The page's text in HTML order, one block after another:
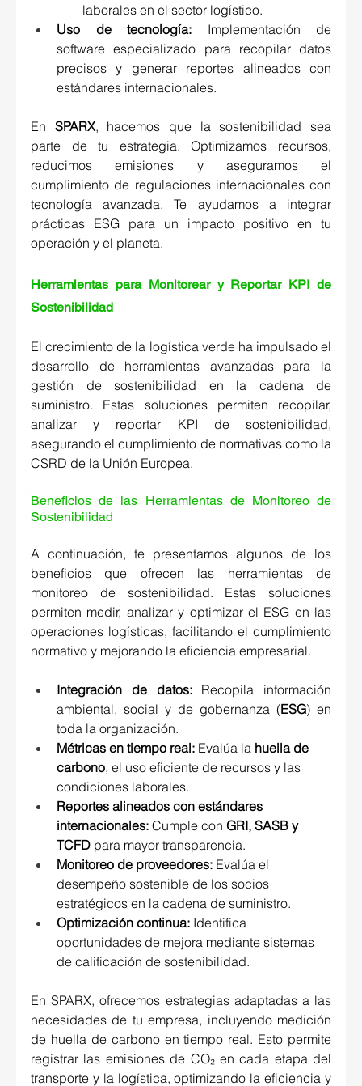
laborales en el sector logístico.
Uso de tecnología: Implementación de
software especializado para recopilar datos
precisos y generar reportes alineados con
estándares internacionales.
En SPARX, hacemos que la sostenibilidad sea
parte de tu estrategia. Optimizamos recursos,
reducimos emisiones y aseguramos el
cumplimiento de regulaciones internacionales con
tecnología avanzada. Te ayudamos a integrar
prácticas ESG para un impacto positivo en tu
operación y el planeta.
Herramientas para Monitorear y Reportar KPI de
Sostenibilidad
El crecimiento de la logística verde ha impulsado el
desarrollo de herramientas avanzadas para la
gestión de sostenibilidad en la cadena de
suministro. Estas soluciones permiten recopilar,
analizar y reportar KPI de sostenibilidad,
asegurando el cumplimiento de normativas como la
CSRD de la Unión Europea.
Beneficios de las Herramientas de Monitoreo de
Sostenibilidad
A continuación, te presentamos algunos de los
beneficios que ofrecen las herramientas de
monitoreo de sostenibilidad. Estas soluciones
permiten medir, analizar y optimizar el ESG en las
operaciones logísticas, facilitando el cumplimiento
normativo y mejorando la eficiencia empresarial.
Integración de datos: Recopila información
ambiental, social y de gobernanza (ESG) en
toda la organización.
Métricas en tiempo real: Evalúa la huella de
carbono, el uso eficiente de recursos y las
condiciones laborales.
Reportes alineados con estándares
internacionales: Cumple con GRI, SASB y
TCFD para mayor transparencia.
Monitoreo de proveedores: Evalúa el
desempeño sostenible de los socios
estratégicos en la cadena de suministro.
Optimización continua: Identifica
oportunidades de mejora mediante sistemas
de calificación de sostenibilidad.
En SPARX, ofrecemos estrategias adaptadas a las
necesidades de tu empresa, incluyendo medición
de huella de carbono en tiempo real. Esto permite
registrar las emisiones de CO₂ en cada etapa del
transporte y la logística, optimizando la eficiencia y